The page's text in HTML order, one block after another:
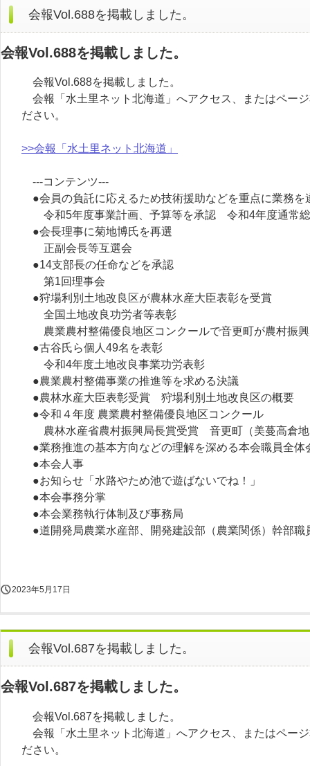
会報Vol.688を掲載しました。
会報Vol.688を掲載しました。
会報Vol.688を掲載しました。
会報「水土里ネット北海道」へアクセス、またはペー
ださい。
>>会報「水土里ネット北海道」
---コンテンツ---
●会員の負託に応えるため技術援助などを重点に業務を
令和5年度事業計画、予算等を承認 令和4年度通常
●会長理事に菊地博氏を再選
正副会長等互選会
●14支部長の任命などを承認
第1回理事会
●狩場利別土地改良区が農林水産大臣表彰を受賞
全国土地改良功労者等表彰
農業農村整備優良地区コンクールで音更町が農村振
●古谷氏ら個人49名を表彰
令和4年度土地改良事業功労表彰
●農業農村整備事業の推進等を求める決議
●農林水産大臣表彰受賞 狩場利別土地改良区の概要
●令和４年度 農業農村整備優良地区コンクール
農林水産省農村振興局長賞受賞 音更町（美蔓高倉地
●業務推進の基本方向などの理解を深める本会職員全体
●本会人事
●お知らせ「水路やため池で遊ばないでね！」
●本会事務分掌
●本会業務執行体制及び事務局
●道開発局農業水産部、開発建設部（農業関係）幹部職
2023年5月17日
会報Vol.687を掲載しました。
会報Vol.687を掲載しました。
会報Vol.687を掲載しました。
会報「水土里ネット北海道」へアクセス、またはペー
ださい。